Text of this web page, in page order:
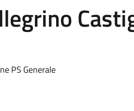
PS Generale